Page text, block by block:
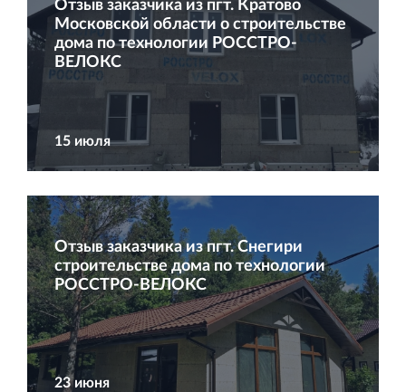
Строительная система ROSSTRO‐VELOX
Несъёмная опалубка из щепоцементных плит
Научно‐исследовательский институт
ЛЕННИИПРОЕКТ
Проектный институт по жилищно‐гражданскому
строительству
Отзыв заказчика из пгт. Кратово
Московской области о строительстве
дома по технологии РОССТРО‐
ВЕЛОКС
15 июля
Отзыв заказчика из пгт. Снегири
строительстве дома по технологии
РОССТРО‐ВЕЛОКС
23 июня